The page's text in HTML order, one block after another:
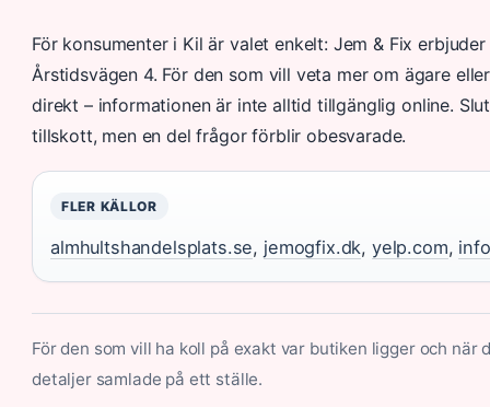
För konsumenter i Kil är valet enkelt: Jem & Fix
Årstidsvägen 4. För den som vill veta mer om ägare
direkt – informationen är inte alltid tillgänglig online.
tillskott, men en del frågor förblir obesvarade.
FLER KÄLLOR
almhultshandelsplats.se, jemogfix.dk, yelp.com,
För den som vill ha koll på exakt var butiken ligger och när
detaljer samlade på ett ställe.